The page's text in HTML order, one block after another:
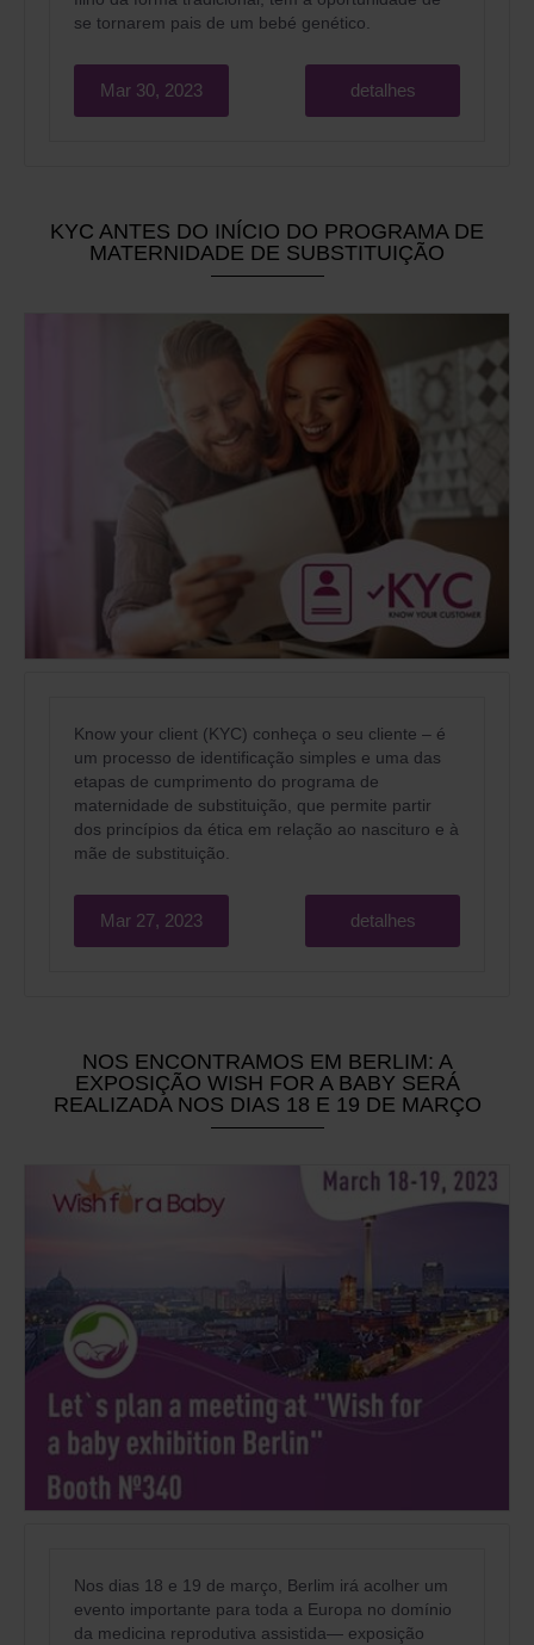
se tornarem pais de um bebé genético.
Mar 30, 2023 detalhes
KYC ANTES DO INÍCIO DO PROGRAMA DE
MATERNIDADE DE SUBSTITUIÇÃO
Know your client (KYC) conheça o seu cliente – é
um processo de identificação simples e uma das
etapas de cumprimento do programa de
maternidade de substituição, que permite partir
dos princípios da ética em relação ao nascituro e à
mãe de substituição.
Mar 27, 2023 detalhes
NOS ENCONTRAMOS EM BERLIM: A
EXPOSIÇÃO WISH FOR A BABY SERÁ
REALIZADA NOS DIAS 18 E 19 DE MARÇO
Nos dias 18 e 19 de março, Berlim irá acolher um
evento importante para toda a Europa no domínio
da medicina reprodutiva assistida— exposição